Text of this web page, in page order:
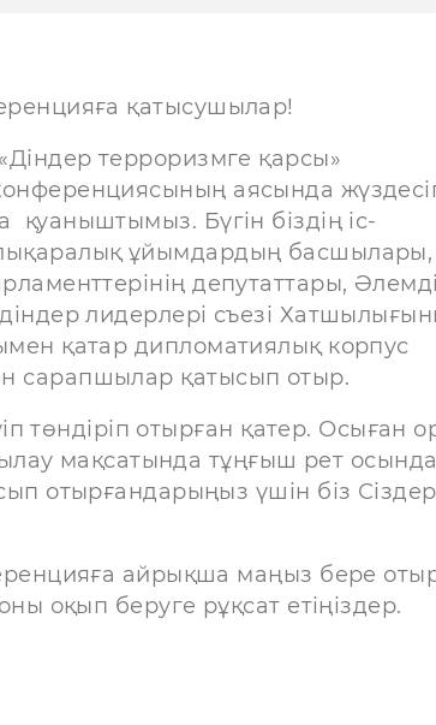
қатысушылар!
терроризмге қарсы»
аясында
қуаныштымыз. Бүгін біздің іс-
ұйымдардың басшылары,
депутаттары,
лидерлері съезі
қатар дипломатиялық корпус
сарапшылар қатысып отыр.
төндіріп отырған қатер. Осыған
мақсатында тұңғыш рет
отырғандарыңыз үшін біз
айрықша маңыз бере
оқып беруге рұқсат етіңіздер.